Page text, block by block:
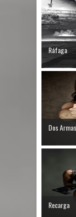
Ráfaga
Dos Armas
Recarga